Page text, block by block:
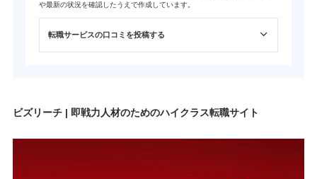
や最新の状況を確認したうえで作成しています。
転職サービスの口コミを投稿する
ビズリーチ | 即戦力人材のためのハイクラス転職サイト